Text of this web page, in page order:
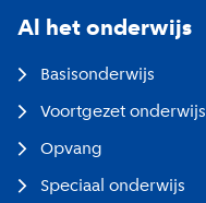
Al het onderwijs
Basisonderwijs
Voortgezet onderwijs
Opvang
Speciaal onderwijs